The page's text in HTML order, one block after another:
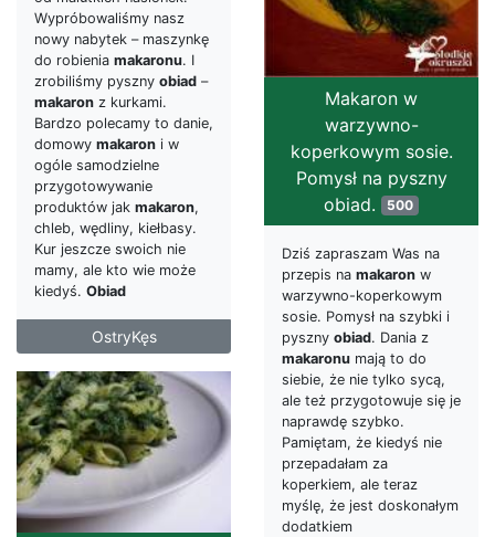
Wypróbowaliśmy nasz
nowy nabytek – maszynkę
do robienia makaronu. I
zrobiliśmy pyszny obiad –
makaron z kurkami.
Bardzo polecamy to danie,
domowy makaron i w
ogóle samodzielne
przygotowywanie
produktów jak makaron,
chleb, wędliny, kiełbasy.
Kur jeszcze swoich nie
mamy, ale kto wie może
kiedyś. Obiad
OstryKęs
Makaron w
warzywno-
koperkowym sosie.
Pomysł na pyszny
obiad. 500
Dziś zapraszam Was na
przepis na makaron w
warzywno-koperkowym
sosie. Pomysł na szybki i
pyszny obiad. Dania z
makaronu mają to do
siebie, że nie tylko sycą,
ale też przygotowuje się je
naprawdę szybko.
Pamiętam, że kiedyś nie
przepadałam za
koperkiem, ale teraz
myślę, że jest doskonałym
dodatkiem